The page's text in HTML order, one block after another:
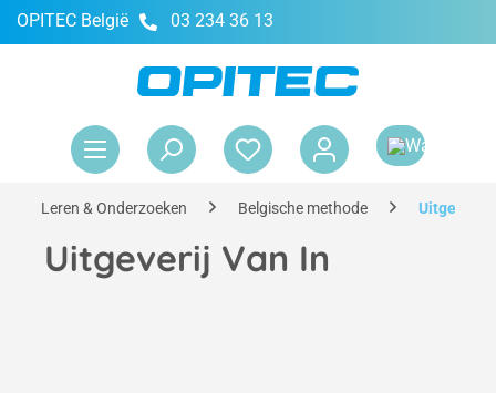
OPITEC België 03 234 36 13
Leren & Onderzoeken Belgische methode Uitgeverij
Uitgeverij Van In